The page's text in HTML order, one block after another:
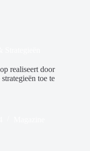
realiseert door
toe te